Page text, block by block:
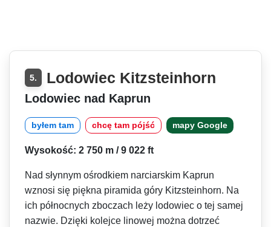
5. Lodowiec Kitzsteinhorn
Lodowiec nad Kaprun
byłem tam chcę tam pójść mapy Google
Wysokość: 2 750 m / 9 022 ft
Nad słynnym ośrodkiem narciarskim Kaprun
wznosi się piękna piramida góry Kitzsteinhorn. Na
ich północnych zboczach leży lodowiec o tej samej
nazwie. Dzięki kolejce linowej można dotrzeć